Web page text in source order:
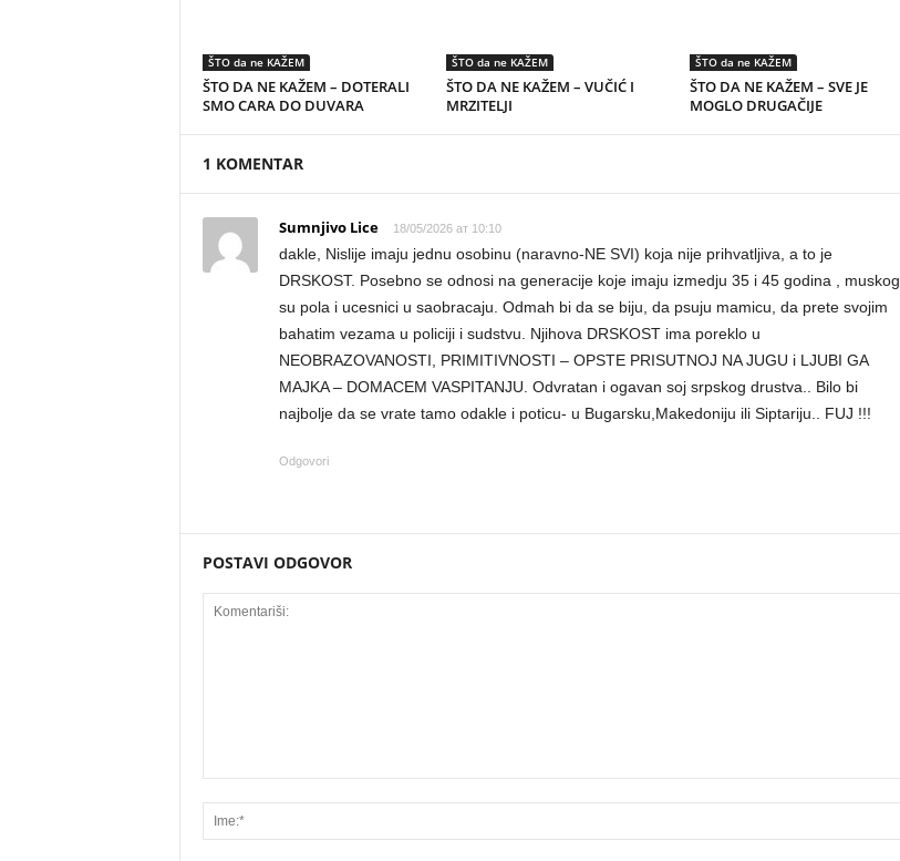
ŠTO da ne KAŽEM
ŠTO DA NE KAŽEM – DOTERALI
SMO CARA DO DUVARA
ŠTO da ne KAŽEM
ŠTO DA NE KAŽEM – VUČIĆ I
MRZITELJI
ŠTO da ne KAŽEM
ŠTO DA NE KAŽEM – SVE JE
MOGLO DRUGAČIJE
1 KOMENTAR
Sumnjivo Lice 18/05/2026 ат 10:10
dakle, Nislije imaju jednu osobinu (naravno-NE SVI) koja nije prihvatljiva, a to je
DRSKOST. Posebno se odnosi na generacije koje imaju izmedju 35 i 45 godina , muskog
su pola i ucesnici u saobracaju. Odmah bi da se biju, da psuju mamicu, da prete svojim
bahatim vezama u policiji i sudstvu. Njihova DRSKOST ima poreklo u
NEOBRAZOVANOSTI, PRIMITIVNOSTI – OPSTE PRISUTNOJ NA JUGU i LJUBI GA
MAJKA – DOMACEM VASPITANJU. Odvratan i ogavan soj srpskog drustva.. Bilo bi
najbolje da se vrate tamo odakle i poticu- u Bugarsku,Makedoniju ili Siptariju.. FUJ !!!
Odgovori
POSTAVI ODGOVOR